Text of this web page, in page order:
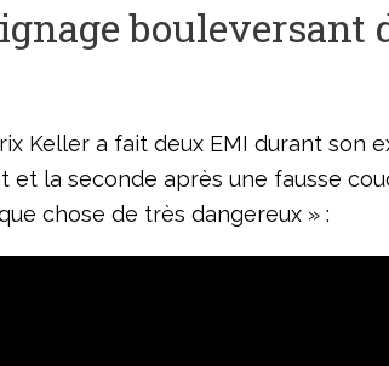
bouleversant
Keller a fait deux EMI durant son
et la seconde après une fausse
chose de très dangereux » :